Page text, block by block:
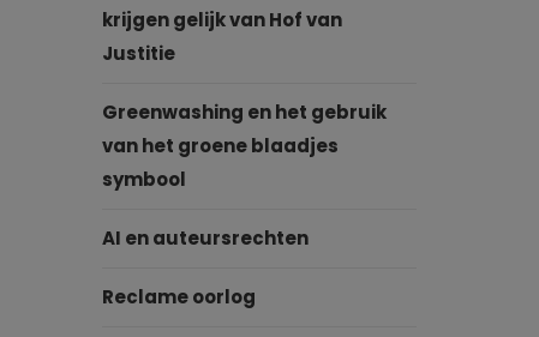
krijgen gelijk van Hof van
Justitie
Greenwashing en het gebruik
van het groene blaadjes
symbool
AI en auteursrechten
Reclame oorlog